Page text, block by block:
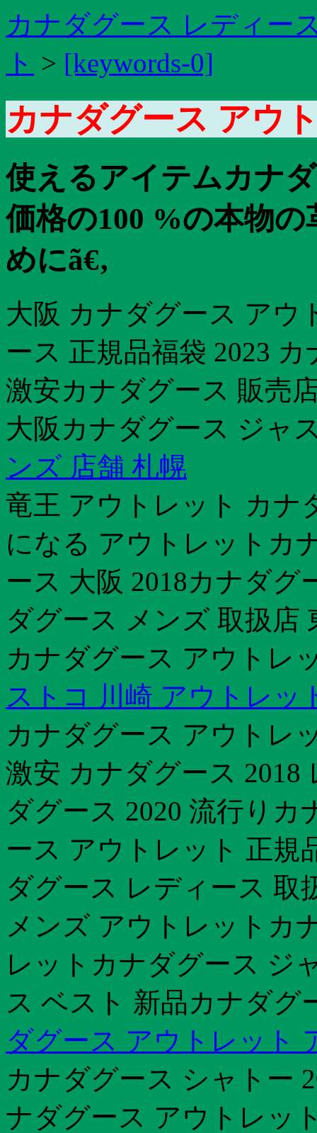
カナダグース レディー
ト > [keywords-0]
カナダグース アウ
使えるアイテムカナ
価格の100 %の本物
めにã€‚
大阪 カナダグース アウ
ース 正規品福袋 2023
激安カナダグース 販売
大阪カナダグース ジャ
ンズ 店舗 札幌
竜王 アウトレット カナ
になる アウトレットカ
ース 大阪 2018カナダグ
ダグース メンズ 取扱店
カナダグース アウトレ
ストコ 川崎 アウトレッ
カナダグース アウトレ
激安 カナダグース
ダグース 2020 流行り
ース アウトレット 正規
ダグース レディース 取
メンズ アウトレットカ
レットカナダグース ジ
ス ベスト 新品カナダグ
ダグース アウトレット
カナダグース シャトー
ナダグース アウトレッ